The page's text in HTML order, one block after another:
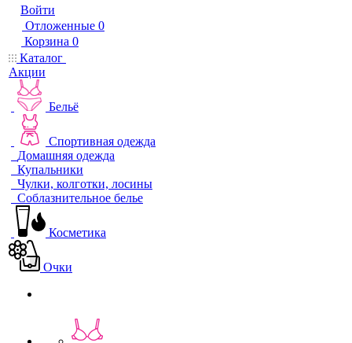
Войти
Отложенные 0
Корзина 0
Каталог
Акции
Бельё
Спортивная одежда
Домашняя одежда
Купальники
Чулки, колготки, лосины
Соблазнительное белье
Косметика
Очки